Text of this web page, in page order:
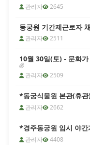
○ 휴관근거 : 라원
년 8월 3일(월) 정
779-8729 ※ 동궁
관리자
2645
동궁원 기간제근로자
관리자
2511
10월 30일(토) - 문화
관리자
2509
*동궁식물원 본관(휴
관리자
2662
*경주동궁원 임시 야
관리자
4408